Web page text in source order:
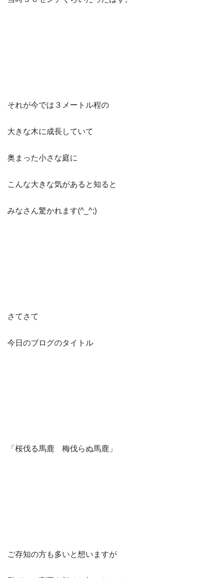
それが今では３メートル程の
大きな木に成長していて
奥まった小さな庭に
こんな大きな気があると知ると
みなさん驚かれます(^_^;)
さてさて
今日のブログのタイトル
「桜伐る馬鹿 梅伐らぬ馬鹿」
ご存知の方も多いと想いますが